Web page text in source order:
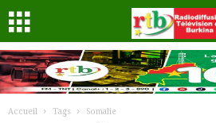
Accueil Tags Somalie